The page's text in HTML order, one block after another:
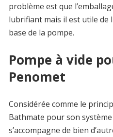
problème est que
lubrifiant mais il est utile de
base de la pompe.
Pompe à vide
Penomet
Considérée comme le
Bathmate pour son
s’accompagne de bien